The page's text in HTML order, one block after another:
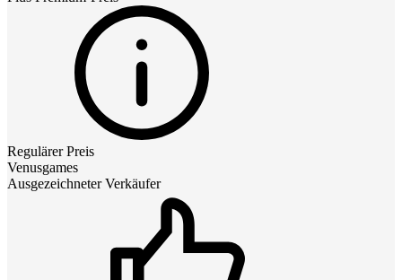
Regulärer Preis
Venusgames
Ausgezeichneter Verkäufer